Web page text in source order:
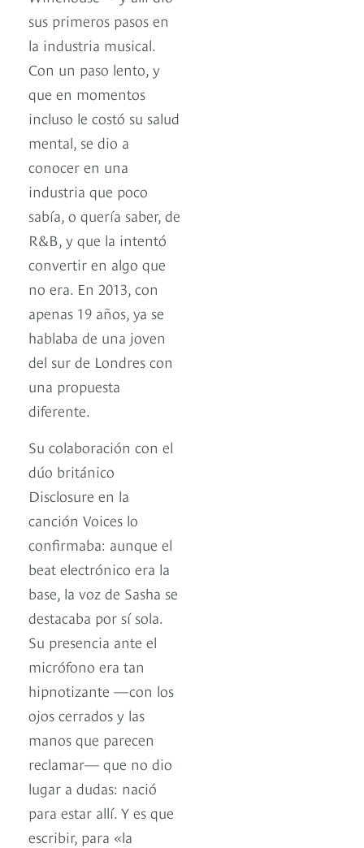
sus primeros pasos en
la industria musical.
Con un paso lento, y
que en momentos
incluso le costó su salud
mental, se dio a
conocer en una
industria que poco
sabía, o quería saber, de
R&B, y que la intentó
convertir en algo que
no era. En 2013, con
apenas 19 años, ya se
hablaba de una joven
del sur de Londres con
una propuesta
diferente.
Su colaboración con el
dúo británico
Disclosure en la
canción Voices lo
confirmaba: aunque el
beat electrónico era la
base, la voz de Sasha se
destacaba por sí sola.
Su presencia ante el
micrófono era tan
hipnotizante —con los
ojos cerrados y las
manos que parecen
reclamar— que no dio
lugar a dudas: nació
para estar allí. Y es que
escribir, para «la